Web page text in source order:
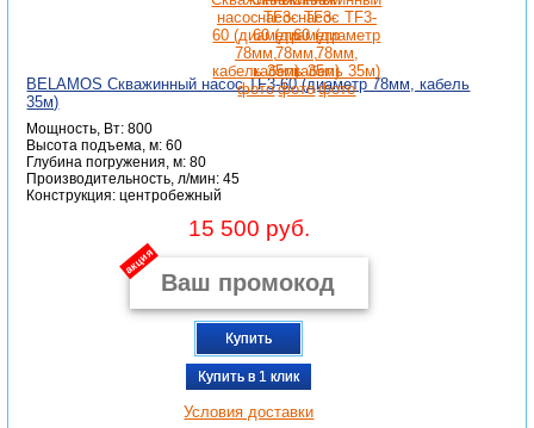
BELAMOS Скважинный насос TF3-60 (диаметр 78мм, кабель
35м)
Мощность, Вт: 800
Высота подъема, м: 60
Глубина погружения, м: 80
Производительность, л/мин: 45
Конструкция: центробежный
15 500 руб.
акция
Купить
Купить в 1 клик
Условия доставки